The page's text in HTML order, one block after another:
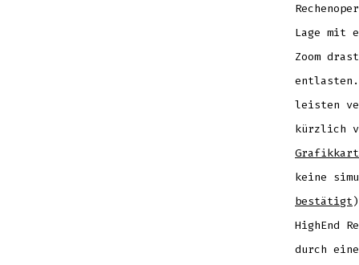
Lage mit
Zoom
entlasten.
leisten
kürzlich
keine
bestätigt
HighEnd
durch